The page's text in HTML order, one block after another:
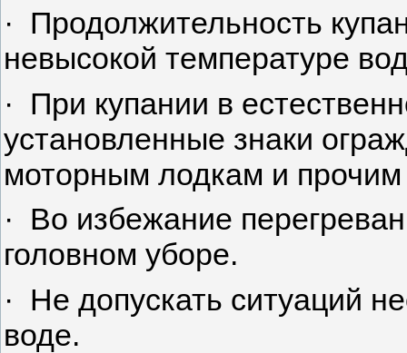
· Продолжительность
невысокой температуре
· При купании в
установленные знаки
моторным лодкам и
· Во избежание
головном уборе.
· Не допускать ситуаций
воде.